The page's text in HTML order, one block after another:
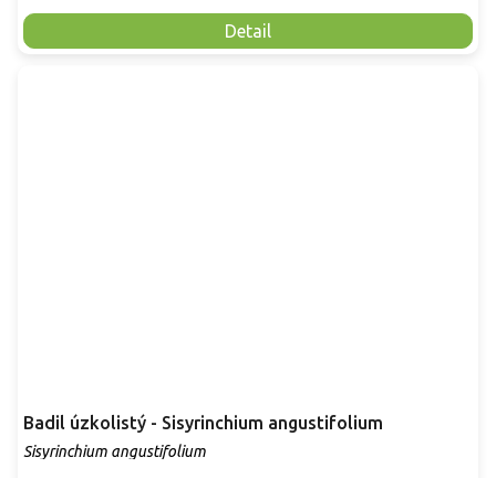
Detail
Badil úzkolistý - Sisyrinchium angustifolium
Sisyrinchium angustifolium